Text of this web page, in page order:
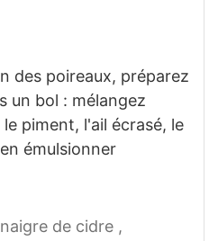
des poireaux, préparez
un bol : mélangez
piment, l'ail écrasé, le
émulsionner
de cidre ,